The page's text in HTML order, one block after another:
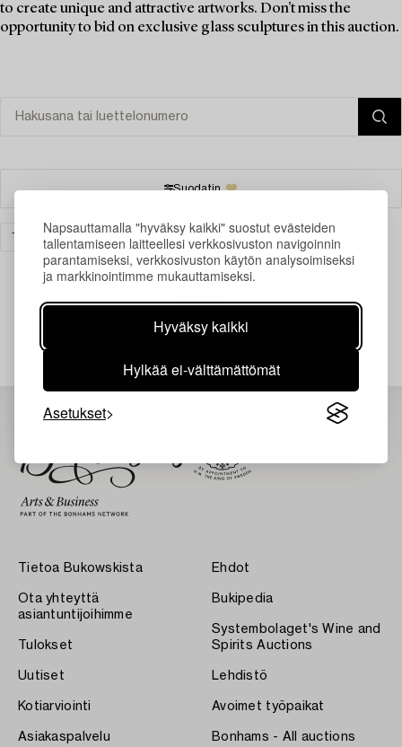
Napsauttamalla "hyväksy kaikki" suostut evästeiden
tallentamiseen laitteellesi verkkosivuston navigoinnin
parantamiseksi, verkkosivuston käytön analysoimiseksi
ja markkinointimme mukauttamiseksi.
Hyväksy kaikki
Hylkää ei-välttämättömät
Asetukset
to create unique and attractive artworks. Don't miss the
opportunity to bid on exclusive glass sculptures in this auction.
Suodatin
TYHJENNÄ KAIKKI
Juuri nyt ei löytynyt hakuasi vastaavia kohteita.
Tietoa Bukowskista
Ota yhteyttä
asiantuntijoihimme
Tulokset
Uutiset
Kotiarviointi
Asiakaspalvelu
Ehdot
Bukipedia
Systembolaget's Wine and
Spirits Auctions
Lehdistö
Avoimet työpaikat
Bonhams - All auctions